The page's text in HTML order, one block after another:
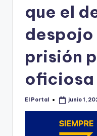
que el
prisión
oficiosa
Publicado
El Portal junio 1,